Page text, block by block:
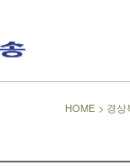
HOME > 경상